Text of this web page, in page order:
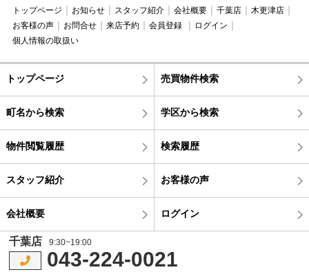
トップページ お知らせ スタッフ紹介 会社概要 千葉店
木更津店
お客様の声
お問合せ 来店予約 会員登録
ログイン
個人情報の取扱い
トップページ 売買物件検索
町名から検索 学区から検索
物件閲覧履歴 検索履歴
スタッフ紹介 お客様の声
会社概要 ログイン
千葉店 9:30~19:00
043-224-0021